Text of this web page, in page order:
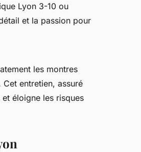
Lyon 3-10 ou
et la passion pour
les montres
entretien, assuré
éloigne les risques